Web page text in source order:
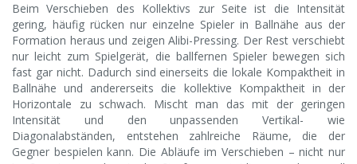
Beim Verschieben des Kollektivs zur Seite ist die Intensität
gering, häufig rücken nur einzelne Spieler in Ballnähe aus der
Formation heraus und zeigen Alibi-Pressing. Der Rest verschiebt
nur leicht zum Spielgerät, die ballfernen Spieler bewegen sich
fast gar nicht. Dadurch sind einerseits die lokale Kompaktheit in
Ballnähe und andererseits die kollektive Kompaktheit in der
Horizontale zu schwach. Mischt man das mit der geringen
Intensität und den unpassenden Vertikal- wie
Diagonalabständen, entstehen zahlreiche Räume, die der
Gegner bespielen kann. Die Abläufe im Verschieben – nicht nur